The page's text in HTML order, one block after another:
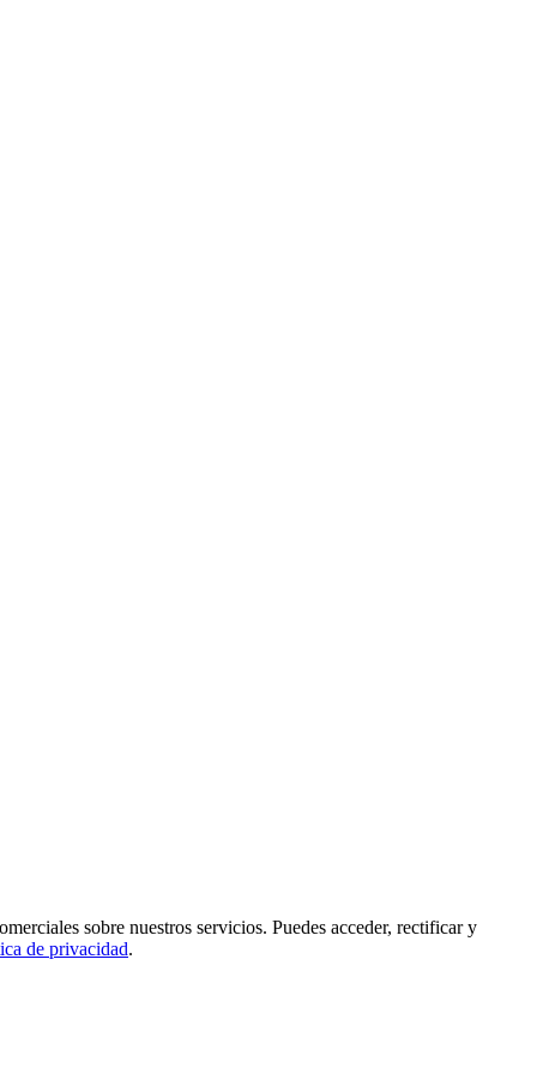
sobre nuestros servicios. Puedes acceder, rectificar y
de privacidad.